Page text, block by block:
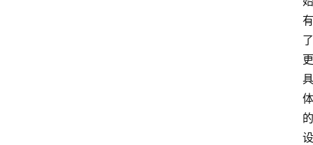
有
了
更
具
体
的
设